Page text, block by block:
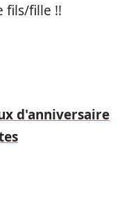
fils/fille !!
d'anniversaire